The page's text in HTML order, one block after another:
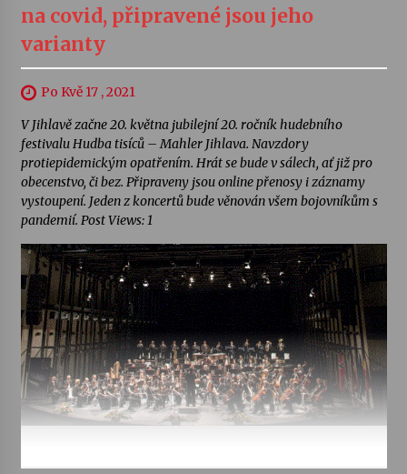
na covid, připravené jsou jeho
varianty
Po Kvě 17 , 2021
V Jihlavě začne 20. května jubilejní 20. ročník hudebního
festivalu Hudba tisíců – Mahler Jihlava. Navzdory
protiepidemickým opatřením. Hrát se bude v sálech, ať již pro
obecenstvo, či bez. Připraveny jsou online přenosy i záznamy
vystoupení. Jeden z koncertů bude věnován všem bojovníkům s
pandemií. Post Views: 1